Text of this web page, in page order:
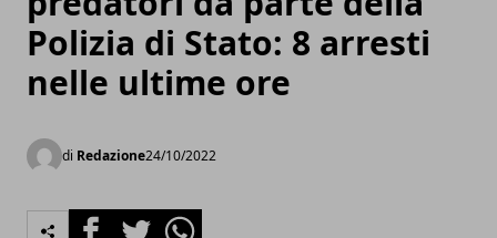
Polizia di Stato: 8 arresti
nelle ultime ore
di Redazione24/10/2022
FacebookTwitterWhatsapp